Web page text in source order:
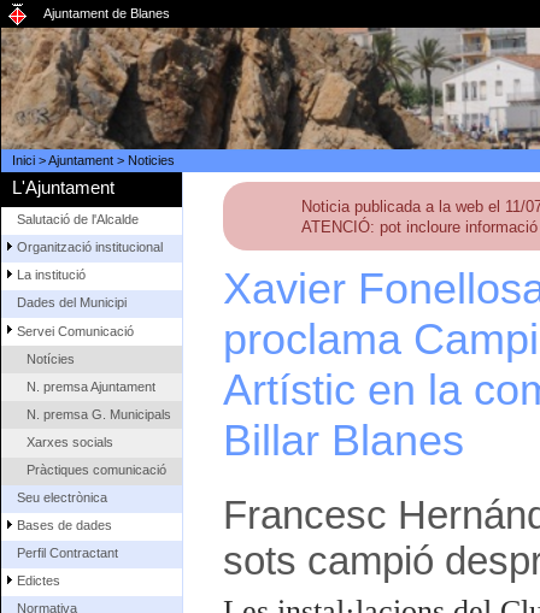
Ajuntament de Blanes
Inici>Ajuntament> Noticies
L'Ajuntament
Salutació de l'Alcalde
Organització institucional
La institució
Dades del Municipi
Servei Comunicació
Notícies
N. premsa Ajuntament
N. premsa G. Municipals
Xarxes socials
Pràctiques comunicació
Seu electrònica
Bases de dades
Perfil Contractant
Edictes
Normativa
Noticia publicada a la web el 11/
ATENCIÓ: pot incloure
Xavier
proclama
Artístic en la
Billar Blanes
Francesc
sots campió